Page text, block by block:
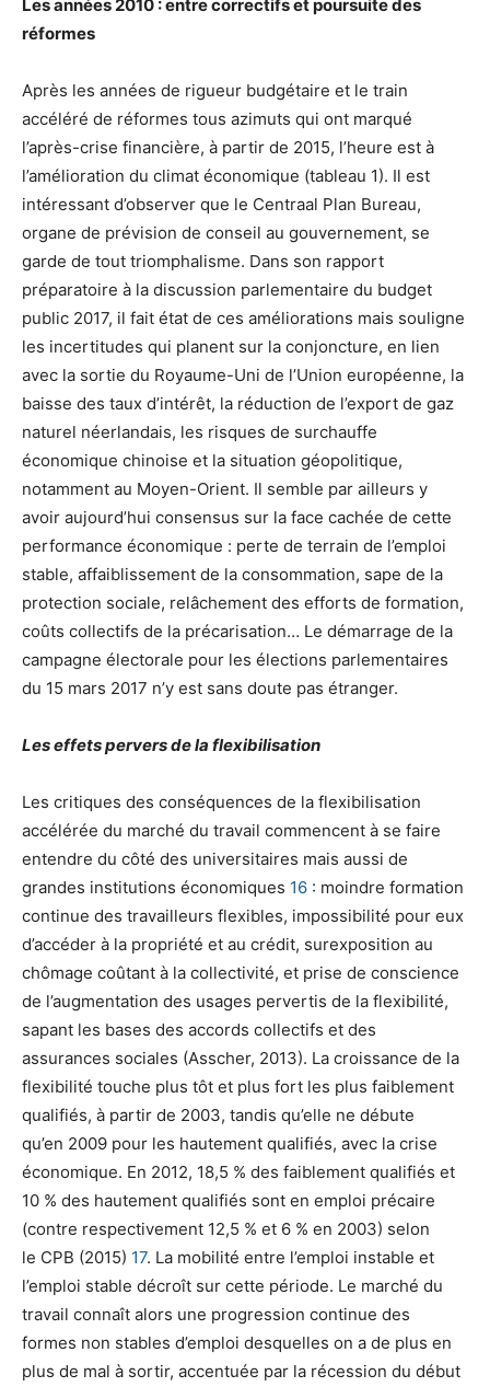
Les années 2010 : entre correctifs et poursuite des
réformes
Après les années de rigueur budgétaire et le train
accéléré de réformes tous azimuts qui ont marqué
l’après-crise financière, à partir de 2015, l’heure est à
l’amélioration du climat économique (tableau 1). Il est
intéressant d’observer que le Centraal Plan Bureau,
organe de prévision de conseil au gouvernement, se
garde de tout triomphalisme. Dans son rapport
préparatoire à la discussion parlementaire du budget
public 2017, il fait état de ces améliorations mais souligne
les incertitudes qui planent sur la conjoncture, en lien
avec la sortie du Royaume-Uni de l’Union européenne, la
baisse des taux d’intérêt, la réduction de l’export de gaz
naturel néerlandais, les risques de surchauffe
économique chinoise et la situation géopolitique,
notamment au Moyen-Orient. Il semble par ailleurs y
avoir aujourd’hui consensus sur la face cachée de cette
performance économique : perte de terrain de l’emploi
stable, affaiblissement de la consommation, sape de la
protection sociale, relâchement des efforts de formation,
coûts collectifs de la précarisation… Le démarrage de la
campagne électorale pour les élections parlementaires
du 15 mars 2017 n’y est sans doute pas étranger.
Les effets pervers de la flexibilisation
Les critiques des conséquences de la flexibilisation
accélérée du marché du travail commencent à se faire
entendre du côté des universitaires mais aussi de
grandes institutions économiques 16 : moindre formation
continue des travailleurs flexibles, impossibilité pour eux
d’accéder à la propriété et au crédit, surexposition au
chômage coûtant à la collectivité, et prise de conscience
de l’augmentation des usages pervertis de la flexibilité,
sapant les bases des accords collectifs et des
assurances sociales (Asscher, 2013). La croissance de la
flexibilité touche plus tôt et plus fort les plus faiblement
qualifiés, à partir de 2003, tandis qu’elle ne débute
qu’en 2009 pour les hautement qualifiés, avec la crise
économique. En 2012, 18,5 % des faiblement qualifiés et
10 % des hautement qualifiés sont en emploi précaire
(contre respectivement 12,5 % et 6 % en 2003) selon
le CPB (2015) 17. La mobilité entre l’emploi instable et
l’emploi stable décroît sur cette période. Le marché du
travail connaît alors une progression continue des
formes non stables d’emploi desquelles on a de plus en
plus de mal à sortir, accentuée par la récession du début